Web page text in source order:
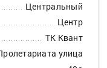
Центральный
Центр
ТК Квант
улица